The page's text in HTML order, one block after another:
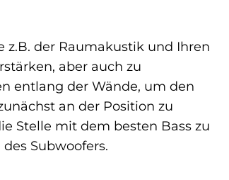
z.B. der Raumakustik und Ihren
aber auch zu
entlang der Wände, um den
an der Position zu
Stelle mit dem besten Bass zu
Subwoofers.